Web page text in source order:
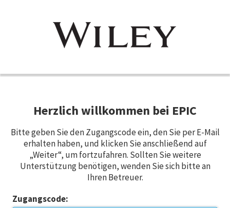
Herzlich willkommen bei EPIC
Bitte geben Sie den Zugangscode ein, den Sie per E-Mail
erhalten haben, und klicken Sie anschließend auf
„Weiter“, um fortzufahren. Sollten Sie weitere
Unterstützung benötigen, wenden Sie sich bitte an
Ihren Betreuer.
Zugangscode: